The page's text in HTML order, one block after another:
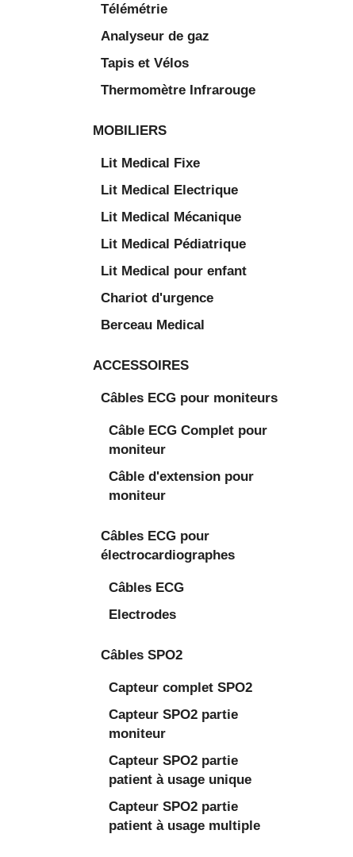
Télémétrie
Analyseur de gaz
Tapis et Vélos
Thermomètre Infrarouge
MOBILIERS
Lit Medical Fixe
Lit Medical Electrique
Lit Medical Mécanique
Lit Medical Pédiatrique
Lit Medical pour enfant
Chariot d'urgence
Berceau Medical
ACCESSOIRES
Câbles ECG pour moniteurs
Câble ECG Complet pour
moniteur
Câble d'extension pour
moniteur
Câbles ECG pour
électrocardiographes
Câbles ECG
Electrodes
Câbles SPO2
Capteur complet SPO2
Capteur SPO2 partie
moniteur
Capteur SPO2 partie
patient à usage unique
Capteur SPO2 partie
patient à usage multiple